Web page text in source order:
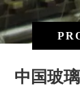
中国玻